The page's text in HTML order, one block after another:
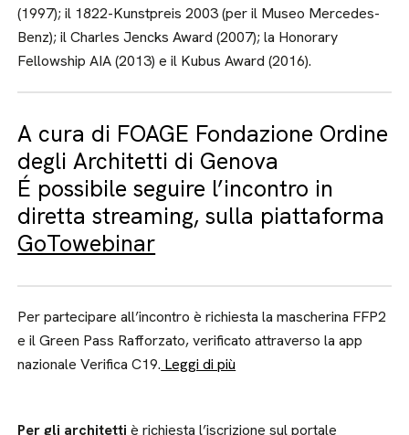
(1997); il 1822-Kunstpreis 2003 (per il Museo Mercedes-
Benz); il Charles Jencks Award (2007); la Honorary
Fellowship AIA (2013) e il Kubus Award (2016).
A cura di FOAGE Fondazione Ordine
degli Architetti di Genova
É possibile seguire l’incontro in
diretta streaming, sulla piattaforma
GoTowebinar
Per partecipare all’incontro è richiesta la mascherina FFP2
e il Green Pass Rafforzato, verificato attraverso la app
nazionale Verifica C19. Leggi di più
Per gli architetti è richiesta l’iscrizione sul portale